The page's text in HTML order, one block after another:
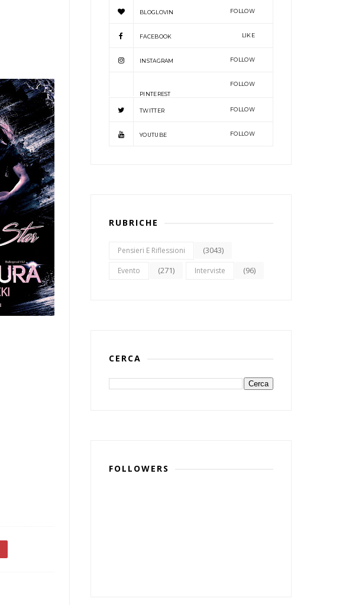
BLOGLOVIN FOLLOW
FACEBOOK LIKE
INSTAGRAM FOLLOW
PINTEREST
FOLLOW
TWITTER FOLLOW
YOUTUBE FOLLOW
RUBRICHE
Pensieri E Riflessioni (3043)
Evento (271) Interviste (96)
CERCA
FOLLOWERS